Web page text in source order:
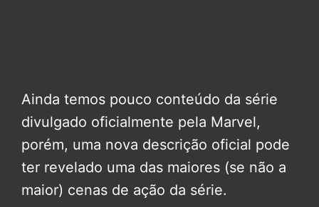
Ainda temos pouco conteúdo da série
divulgado oficialmente pela Marvel,
porém, uma nova descrição oficial pode
ter revelado uma das maiores (se não a
maior) cenas de ação da série.